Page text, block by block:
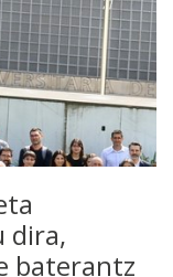
dira,
baterantz